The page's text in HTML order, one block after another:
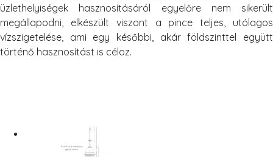
üzlethelyiségek hasznosításáról egyelőre nem sikerült
megállapodni, elkészült viszont a pince teljes, utólagos
vízszigetelése, ami egy későbbi, akár földszinttel együtt
történő hasznosítást is céloz.